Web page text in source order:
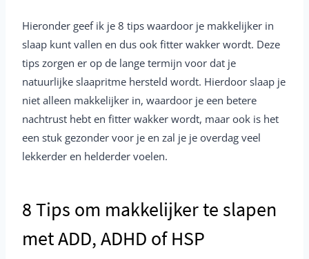
Hieronder geef ik je 8 tips waardoor je makkelijker in
slaap kunt vallen en dus ook fitter wakker wordt. Deze
tips zorgen er op de lange termijn voor dat je
natuurlijke slaapritme hersteld wordt. Hierdoor slaap je
niet alleen makkelijker in, waardoor je een betere
nachtrust hebt en fitter wakker wordt, maar ook is het
een stuk gezonder voor je en zal je je overdag veel
lekkerder en helderder voelen.
8 Tips om makkelijker te slapen
met ADD, ADHD of HSP